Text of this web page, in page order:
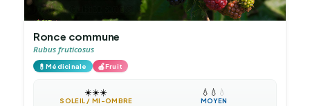
Ronce commune
Rubus fruticosus
💊Médicinale 🍎Fruit
☀️☀️☀️
SOLEIL / MI-OMBRE
💧 💧 💧
MOYEN